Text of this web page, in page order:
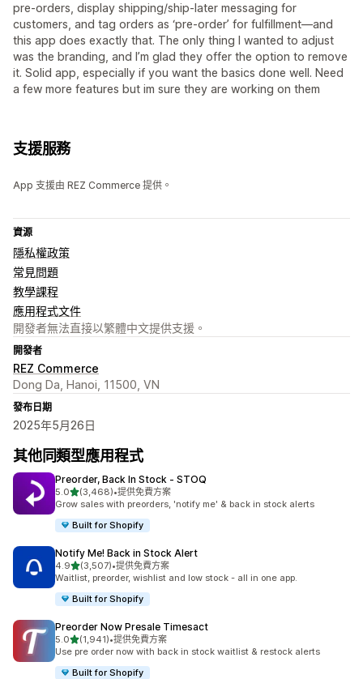
pre-orders, display shipping/ship-later messaging for
customers, and tag orders as ‘pre-order’ for fulfillment—and
this app does exactly that. The only thing I wanted to adjust
was the branding, and I’m glad they offer the option to remove
it. Solid app, especially if you want the basics done well. Need
a few more features but im sure they are working on them
支援服務
App 支援由 REZ Commerce 提供。
資源
隱私權政策
常見問題
教學課程
應用程式文件
開發者無法直接以繁體中文提供支援。
開發者
REZ Commerce
Dong Da, Hanoi, 11500, VN
發布日期
2025年5月26日
其他同類型應用程式
Preorder, Back In Stock ‑ STOQ
5.0滿分 5 顆星
(3,468)
共有 3468 則評價
•提供免費方案
Grow sales with preorders, 'notify me' & back in stock alerts
Built for Shopify
Notify Me! Back in Stock Alert
4.9滿分 5 顆星
(3,507)
共有 3507 則評價
•提供免費方案
Waitlist, preorder, wishlist and low stock - all in one app.
Built for Shopify
Preorder Now Presale Timesact
5.0滿分 5 顆星
(1,941)
共有 1941 則評價
•提供免費方案
Use pre order now with back in stock waitlist & restock alerts
Built for Shopify